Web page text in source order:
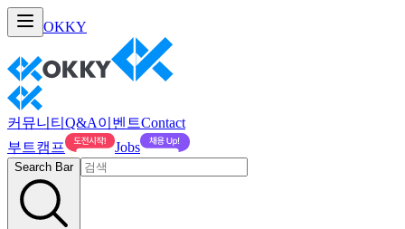
OKKY
커뮤니티 Q&A이벤트Contact
부트캠프
Jobs
Search Bar